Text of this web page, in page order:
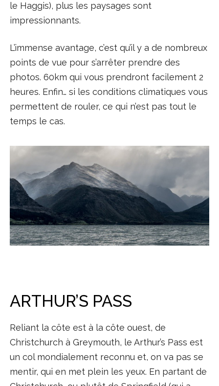
le Haggis), plus les paysages sont
impressionnants.
L’immense avantage, c’est qu’il y a de nombreux
points de vue pour s’arrêter prendre des
photos. 60km qui vous prendront facilement 2
heures. Enfin… si les conditions climatiques vous
permettent de rouler, ce qui n’est pas tout le
temps le cas.
ARTHUR’S PASS
Reliant la côte est à la côte ouest, de
Christchurch à Greymouth, le Arthur’s Pass est
un col mondialement reconnu et, on va pas se
mentir, qui en met plein les yeux. En partant de